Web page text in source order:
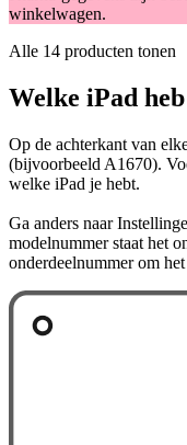
winkelwagen.
Alle 14 producten tonen
Welke iPad
Op de achterkant van
(bijvoorbeeld A1670).
welke iPad je hebt.
Ga anders naar
modelnummer staat het
onderdeelnummer om